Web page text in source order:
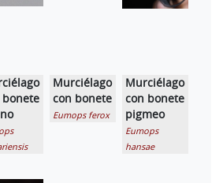
bonete
Murciélago
con bonete
Eumops ferox
Murciélago
con bonete
pigmeo
Eumops
hansae